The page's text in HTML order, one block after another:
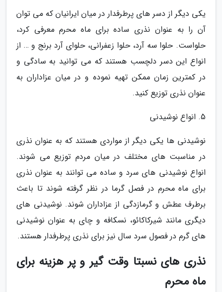
یکی دیگر از دسر های پرطرفدار در میان ایرانیان که می توان
آن را به عنوان نذری ساده برای ماه محرم معرفی کرد،
حلواست. حلوا سه آرد، حلوا زعفرانی، حلوای آرد برنج و … از
انواع این دسر دلچسب هستند که می توانید به سادگی و
در کمترین زمان ممکن تهیه نموده و در میان عزاداران به
عنوان نذری توزیع کنید.
5. انواع نوشیدنی
نوشیدنی ها یکی دیگر از مواردی هستند که به عنوان نذری
در مناسبت های مختلف در میان مردم توزیع می شوند.
انواع نوشیدنی های سرد و ساده می توانند به عنوان نذری
برای ماه محرم در فصل گرما در نظر گرفته شوند تا باعث
برطرف عطش و گرمازدگی از عزاداران شوند. نوشیدنی های
دیگری مانند شیرکاکائو، نسکافه و چای به عنوان نوشیدنی
های گرم در فصول سرد سال نیز برای نذری پرطرفدار هستند.
نذری های نسبتا وقت گیر و پر هزینه برای
ماه محرم